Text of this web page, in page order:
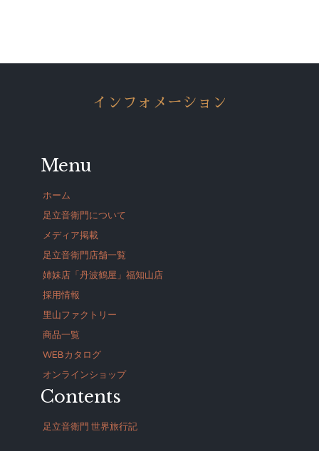
インフォメーション
Menu
ホーム
足立音衛門について
メディア掲載
足立音衛門店舗一覧
姉妹店「丹波鶴屋」福知山店
採用情報
里山ファクトリー
商品一覧
WEBカタログ
オンラインショップ
Contents
足立音衛門 世界旅行記